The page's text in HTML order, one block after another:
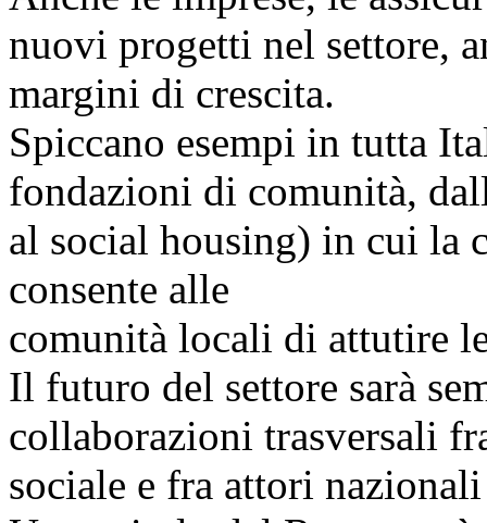
nuovi progetti nel settore,
margini di crescita.
Spiccano esempi in tutta
fondazioni di comunità,
al social housing) in cui la
consente alle
comunità locali di attutire
Il futuro del settore sarà
collaborazioni trasversali
sociale e fra attori